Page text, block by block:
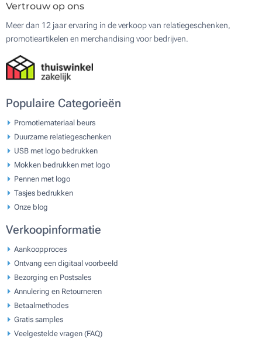
Vertrouw op ons
Meer dan 12 jaar ervaring in de verkoop van relatiegeschenken,
promotieartikelen en merchandising voor bedrijven.
Populaire Categorieën
Promotiemateriaal beurs
Duurzame relatiegeschenken
USB met logo bedrukken
Mokken bedrukken met logo
Pennen met logo
Tasjes bedrukken
Onze blog
Verkoopinformatie
Aankoopproces
Ontvang een digitaal voorbeeld
Bezorging en Postsales
Annulering en Retourneren
Betaalmethodes
Gratis samples
Veelgestelde vragen (FAQ)